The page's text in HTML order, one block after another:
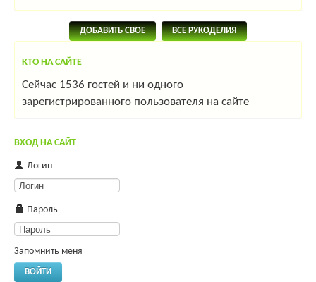
ДОБАВИТЬ СВОЕ ВСЕ РУКОДЕЛИЯ
КТО НА САЙТЕ
Сейчас 1536 гостей и ни одного
зарегистрированного пользователя на сайте
ВХОД НА САЙТ
Логин
Пароль
Запомнить меня
ВОЙТИ